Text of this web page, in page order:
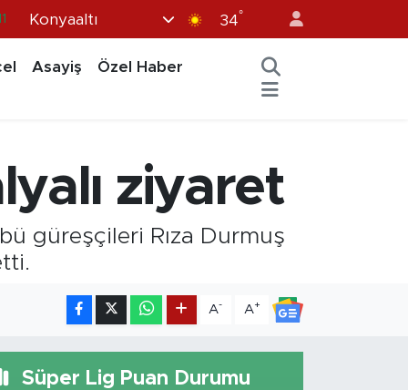
Konyaaltı 34°
Asayiş
Özel Haber
ziyaret
güreşçileri Rıza Durmuş
A- A+
Süper Lig Puan Durumu